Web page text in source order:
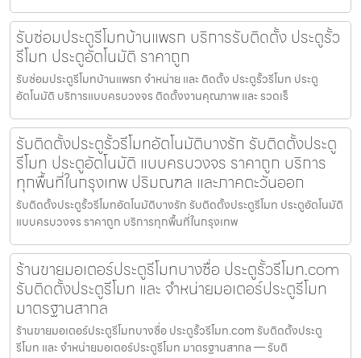
รับซ่อมประตูรีโมทบ้านแพรก บริการรับติดตั้ง ประตูรั้ว
รีโมท ประตูอัตโนมัติ ราคาถูก
รับซ่อมประตูรีโมทบ้านแพรก จำหน่าย และ ติดตั้ง ประตูรั้วรีโมท ประตู
อัตโนมัติ บริการแบบครบวงจร ติดตั้งงานคุณภาพ และ รวดเร็
รับติดตั้งประตูรั้วรีโมทอัตโนมัติบางรัก รับติดตั้งประตู
รีโมท ประตูอัตโนมัติ แบบครบวงจร ราคาถูก บริการ
ทุกพื้นที่ในกรุงเทพ ปริมณฑล และภาคตะวันออก
รับติดตั้งประตูรั้วรีโมทอัตโนมัติบางรัก รับติดตั้งประตูรีโมท ประตูอัตโนมัติ
แบบครบวงจร ราคาถูก บริการทุกพื้นที่ในกรุงเทพ
ร้านขายมอเตอร์ประตูรีโมทบางซื่อ ประตูรั้วรีโมท.com
รับติดตั้งประตูรีโมท และ จำหน่ายมอเตอร์ประตูรีโมท
มาตรฐานสากล
ร้านขายมอเตอร์ประตูรีโมทบางซื่อ ประตูรั้วรีโมท.com รับติดตั้งประตู
รีโมท และ จำหน่ายมอเตอร์ประตูรีโมท มาตรฐานสากล — รับติ